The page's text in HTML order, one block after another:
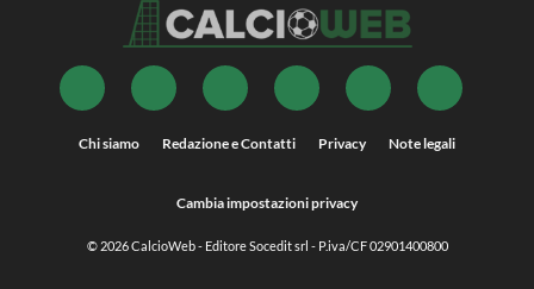
Chi siamo Redazione e Contatti Privacy Note legali
Cambia impostazioni privacy
© 2026CalcioWeb- Editore Socedit srl - P.iva/CF 02901400800